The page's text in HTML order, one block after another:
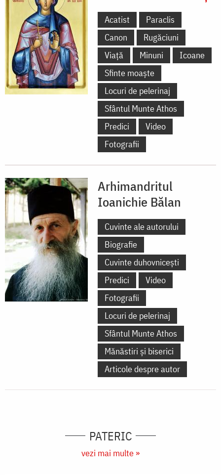
Acatist
Paraclis
Canon
Rugăciuni
Viață
Minuni
Icoane
Sfinte moaște
Locuri de pelerinaj
Sfântul Munte Athos
Predici
Video
Fotografii
Arhimandritul
Ioanichie Bălan
Cuvinte ale autorului
Biografie
Cuvinte duhovnicești
Predici
Video
Fotografii
Locuri de pelerinaj
Sfântul Munte Athos
Mănăstiri și biserici
Articole despre autor
PATERIC
vezi mai multe »